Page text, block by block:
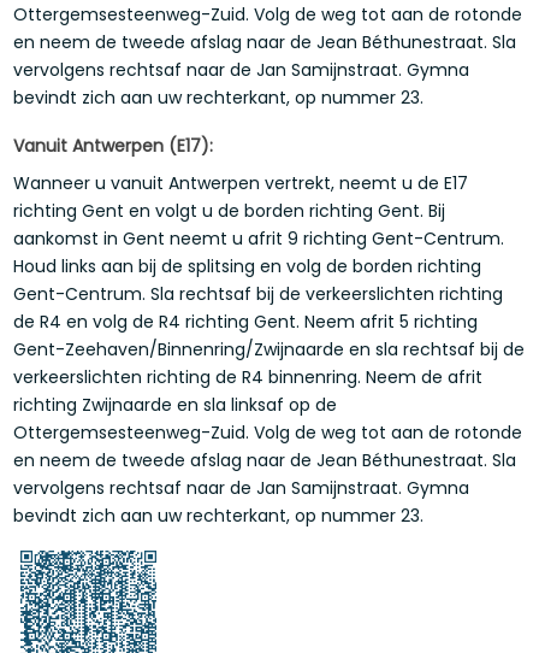
Ottergemsesteenweg-Zuid. Volg de weg tot aan de rotonde
en neem de tweede afslag naar de Jean Béthunestraat. Sla
vervolgens rechtsaf naar de Jan Samijnstraat. Gymna
bevindt zich aan uw rechterkant, op nummer 23.
Vanuit Antwerpen (E17):
Wanneer u vanuit Antwerpen vertrekt, neemt u de E17
richting Gent en volgt u de borden richting Gent. Bij
aankomst in Gent neemt u afrit 9 richting Gent-Centrum.
Houd links aan bij de splitsing en volg de borden richting
Gent-Centrum. Sla rechtsaf bij de verkeerslichten richting
de R4 en volg de R4 richting Gent. Neem afrit 5 richting
Gent-Zeehaven/Binnenring/Zwijnaarde en sla rechtsaf bij de
verkeerslichten richting de R4 binnenring. Neem de afrit
richting Zwijnaarde en sla linksaf op de
Ottergemsesteenweg-Zuid. Volg de weg tot aan de rotonde
en neem de tweede afslag naar de Jean Béthunestraat. Sla
vervolgens rechtsaf naar de Jan Samijnstraat. Gymna
bevindt zich aan uw rechterkant, op nummer 23.